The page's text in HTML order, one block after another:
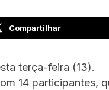
Compartilhar
terça-feira (13).
14 participantes,